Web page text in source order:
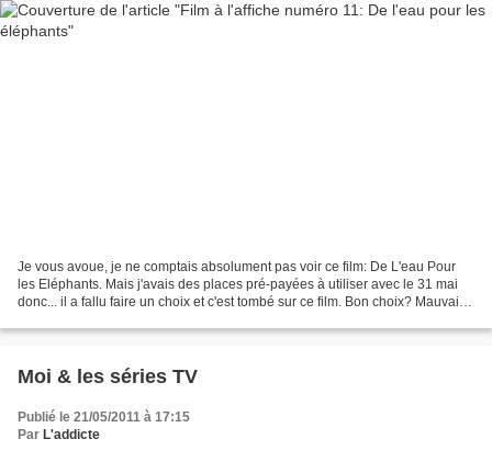
Je vous avoue, je ne comptais absolument pas voir ce film: De L'eau Pour
les Eléphants. Mais j'avais des places pré-payées à utiliser avec le 31 mai
donc... il a fallu faire un choix et c'est tombé sur ce film. Bon choix? Mauvais
Moi & les séries TV
Publié le 21/05/2011 à 17:15
Par L'addicte